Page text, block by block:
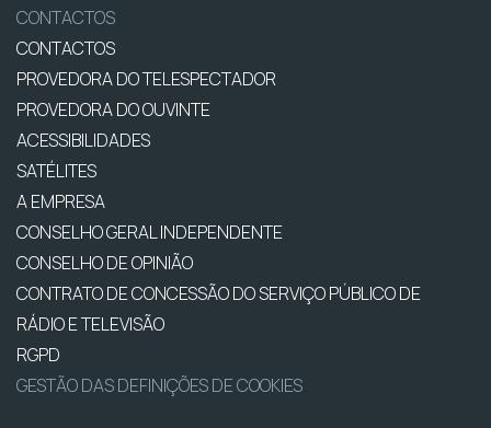
CONTACTOS
CONTACTOS
PROVEDORA DO TELESPECTADOR
PROVEDORA DO OUVINTE
ACESSIBILIDADES
SATÉLITES
A EMPRESA
CONSELHO GERAL INDEPENDENTE
CONSELHO DE OPINIÃO
CONTRATO DE CONCESSÃO DO SERVIÇO PÚBLICO DE
RÁDIO E TELEVISÃO
RGPD
GESTÃO DAS DEFINIÇÕES DE COOKIES